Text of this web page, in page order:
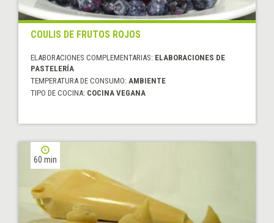
COULIS DE FRUTOS ROJOS
ELABORACIONES COMPLEMENTARIAS: ELABORACIONES DE
PASTELERÍA
TEMPERATURA DE CONSUMO: AMBIENTE
TIPO DE COCINA: COCINA VEGANA
60 min